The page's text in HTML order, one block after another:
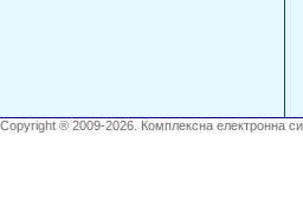
Copyright ® 2009-2026. Комплексна електронна